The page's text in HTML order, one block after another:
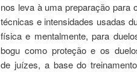
nos leva à uma preparação para
técnicas e intensidades usadas
física e mentalmente, para
bogu como proteção e os
de juízes, a base do